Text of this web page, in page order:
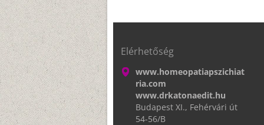
Elérhetőség
www.homeopatiapszichiat
ria.com
www.drkatonaedit.hu
Budapest XI., Fehérvári út
54-56/B